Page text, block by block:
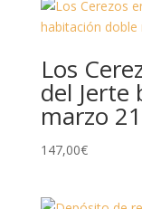
Los
del Jerte
marzo 21
147,00€